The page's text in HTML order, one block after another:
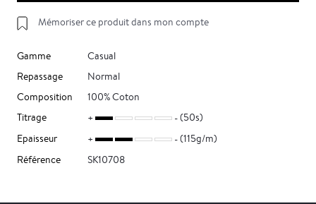
Mémoriser ce produit dans mon compte
Gamme
Casual
Repassage
Normal
Composition
100% Coton
Titrage
(50s)
Epaisseur
(115g/m)
Référence
SK10708